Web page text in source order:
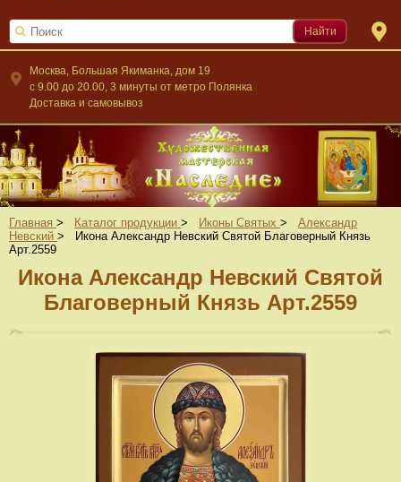
Москва, Большая Якиманка, дом 19
c 9.00 до 20.00, 3 минуты от метро Полянка
Доставка и самовывоз
Найти
Главная > Каталог продукции > Иконы Святых >
Александр
Невский >
Икона Александр Невский Святой Благоверный Князь
Арт.2559
Икона Александр Невский Святой
Благоверный Князь Арт.2559